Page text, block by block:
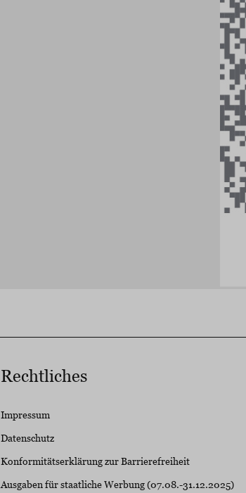
Rechtliches
Impressum
Datenschutz
Konformitätserklärung zur Barrierefreiheit
Ausgaben für staatliche Werbung (07.08.-31.12.2025)